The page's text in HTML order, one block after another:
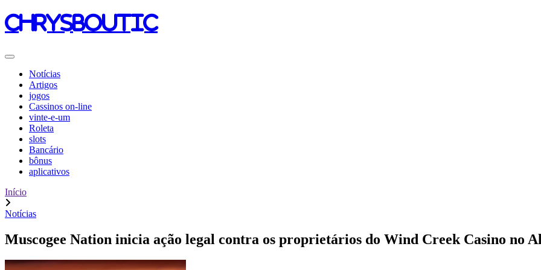
chrysboutic
Notícias
Artigos
jogos
Cassinos on-line
vinte-e-um
Roleta
slots
Bancário
bônus
aplicativos
Início
Notícias
Muscogee Nation inicia ação legal contra os proprietários do Wind Creek Casino no